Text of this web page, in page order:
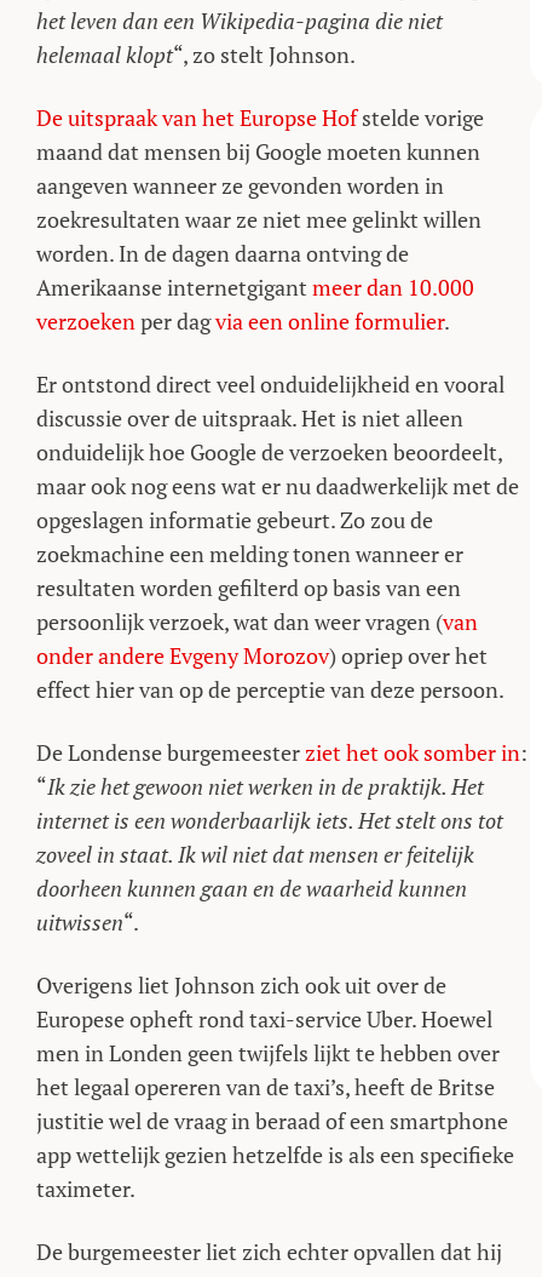
het leven dan een Wikipedia-pagina die niet
helemaal klopt“, zo stelt Johnson.
De uitspraak van het Europse Hofstelde vorige
maand dat mensen bij Google moeten kunnen
aangeven wanneer ze gevonden worden in
zoekresultaten waar ze niet mee gelinkt willen
worden. In de dagen daarna ontving de
Amerikaanse internetgigant meer dan 10.000
verzoekenper dagvia een online formulier.
Er ontstond direct veel onduidelijkheid en vooral
discussie over de uitspraak. Het is niet alleen
onduidelijk hoe Google de verzoeken beoordeelt,
maar ook nog eens wat er nu daadwerkelijk met de
opgeslagen informatie gebeurt. Zo zou de
zoekmachine een melding tonen wanneer er
resultaten worden gefilterd op basis van een
persoonlijk verzoek, wat dan weer vragen (van
onder andere Evgeny Morozov) opriep over het
effect hier van op de perceptie van deze persoon.
De Londense burgemeesterziet het ook somber in:
“Ik zie het gewoon niet werken in de praktijk. Het
internet is een wonderbaarlijk iets. Het stelt ons tot
zoveel in staat. Ik wil niet dat mensen er feitelijk
doorheen kunnen gaan en de waarheid kunnen
uitwissen“.
Overigens liet Johnson zich ook uit over de
Europese opheft rond taxi-service Uber. Hoewel
men in Londen geen twijfels lijkt te hebben over
het legaal opereren van de taxi’s, heeft de Britse
justitie wel de vraag in beraad of een smartphone
app wettelijk gezien hetzelfde is als een specifieke
taximeter.
De burgemeester liet zich echter opvallen dat hij